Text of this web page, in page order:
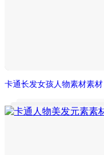
卡通长发女孩人物素材素材